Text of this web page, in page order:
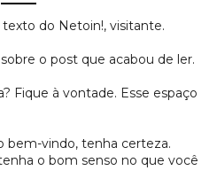
do Netoin!, visitante.
o post que acabou de ler.
Fique à vontade. Esse espaço
bem-vindo, tenha certeza.
o bom senso no que você